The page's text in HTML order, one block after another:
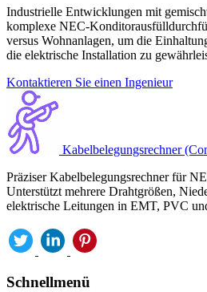
Industrielle Entwicklungen mit
komplexe NEC-
versus Wohnanlagen, um die
die elektrische Installation zu
Kontaktieren Sie einen Ingenieur
Kabelbelegungsrechner
Präziser Kabelbelegungsrechner für
Unterstützt mehrere Drahtgrößen,
elektrische Leitungen in EMT, PVC
Schnellmenü